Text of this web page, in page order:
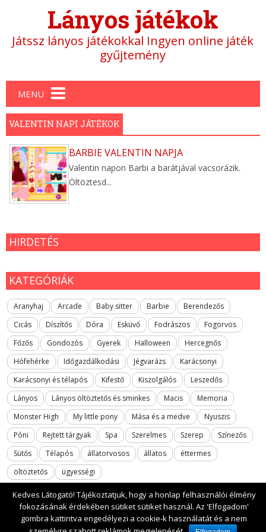
Lányos játékok
Játssz lányos játékokkal Ingyen online játék
gyűjtemény
Main menu
MENU
VALENTIN NAPI JÁTÉKOK
BARBIE VALENTIN NAPJA
Valentin napon Barbi a barátjával vacsorázik.
Öltöztesd...
HIRDETÉS
KATEGÓRIÁK
Aranyhaj Arcade Baby sitter Barbie
Berendezős
Cicás
Díszítős Dóra Esküvő Fodrászos
Fogorvos
Főzős
Gondozós Gyerek Halloween
Hercegnős
Hófehérke
Időgazdálkodási Jégvarázs
Karácsonyi
Karácsonyi és télapós
Kifestő Kiszolgálós
Leszedős
Lányos
Lányos öltöztetős és sminkes Macis
Memoria
Monster High
My little pony Mása és a medve
Nyuszis
Póni
Rejtett tárgyak Spa Szerelmes Szerep
Színezős
Sütős
Télapós állatorvosos állatos
éttermes
öltöztetős
ügyességi
2017 All rights reserved. lanyosjatekok.gyerekfilmek.hu
Kedves Látogató! Tájékoztatjuk, hogy a honlap felhasználói élmény
fokozásának érdekében sütiket sütiket használ. Az 'Elfogadom'
gombra kattintva engedélyezi a cookie-k használatát és a nem